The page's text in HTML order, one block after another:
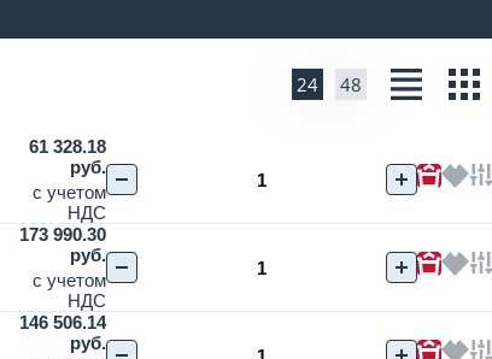
24 48
61 328.18
руб.
с учетом
НДС
173 990.30
руб.
с учетом
НДС
146 506.14
руб.